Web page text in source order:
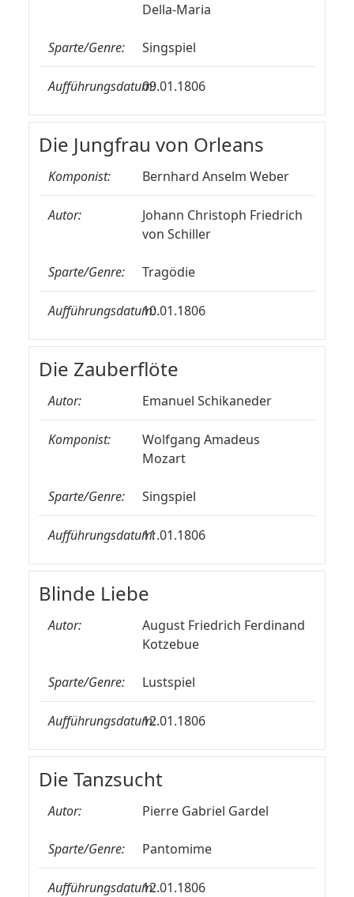
Della-Maria
Sparte/Genre: Singspiel
Aufführungsdatum:09.01.1806
Die Jungfrau von Orleans
Komponist: Bernhard Anselm Weber
Autor:
Johann Christoph Friedrich
von Schiller
Sparte/Genre: Tragödie
Aufführungsdatum:10.01.1806
Die Zauberflöte
Autor: Emanuel Schikaneder
Komponist:
Wolfgang Amadeus
Mozart
Sparte/Genre: Singspiel
Aufführungsdatum:11.01.1806
Blinde Liebe
Autor:
August Friedrich Ferdinand
Kotzebue
Sparte/Genre: Lustspiel
Aufführungsdatum:12.01.1806
Die Tanzsucht
Autor: Pierre Gabriel Gardel
Sparte/Genre: Pantomime
Aufführungsdatum:12.01.1806